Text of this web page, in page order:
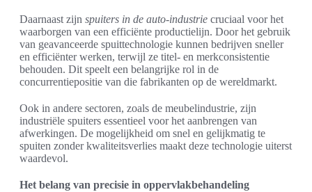
Daarnaast zijn spuiters in de auto-industrie cruciaal voor het
waarborgen van een efficiënte productielijn. Door het gebruik
van geavanceerde spuittechnologie kunnen bedrijven sneller
en efficiënter werken, terwijl ze titel- en merkconsistentie
behouden. Dit speelt een belangrijke rol in de
concurrentiepositie van die fabrikanten op de wereldmarkt.
Ook in andere sectoren, zoals de meubelindustrie, zijn
industriële spuiters essentieel voor het aanbrengen van
afwerkingen. De mogelijkheid om snel en gelijkmatig te
spuiten zonder kwaliteitsverlies maakt deze technologie uiterst
waardevol.
Het belang van precisie in oppervlakbehandeling